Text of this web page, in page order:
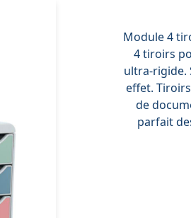
Module 4
4 tiroirs
ultra-rigide.
effet.
de
parfait